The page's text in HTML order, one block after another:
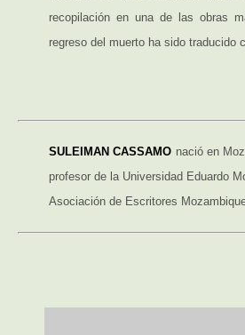
recopilación en una de las obras
regreso del muerto ha sido traducido
SULEIMAN CASSAMO nació en
profesor de la Universidad Eduardo
Asociación de Escritores